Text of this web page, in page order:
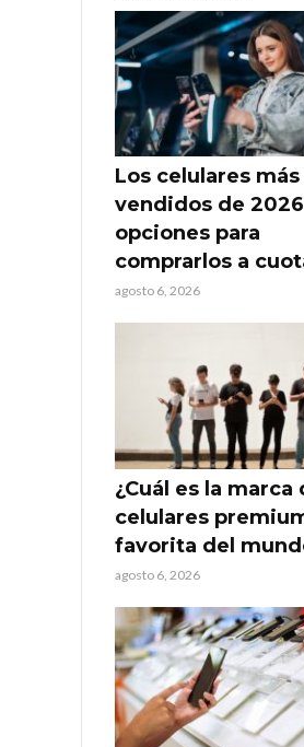
Los celulares más
vendidos de
opciones para
comprarlos a
agosto 6, 2026
¿Cuál es la marca
celulares
favorita del
agosto 6, 2026